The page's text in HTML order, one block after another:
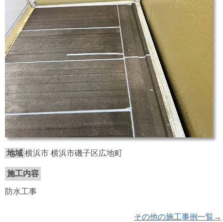
地域 横浜市 横浜市磯子区広地町
施工内容
防水工事
その他の施工事例一覧→